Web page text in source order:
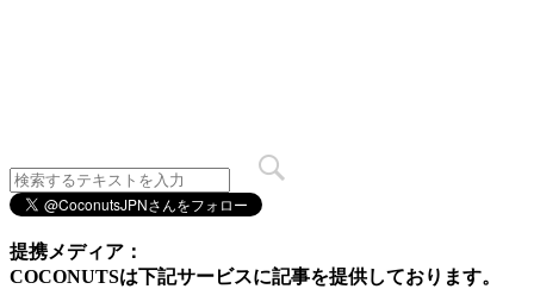
提携メディア：
COCONUTSは下記サービスに記事を提供しております。